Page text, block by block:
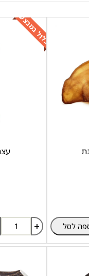
לסל
כלול במבצע
+